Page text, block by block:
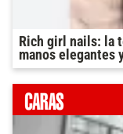
Rich girl nails: la
manos elegantes